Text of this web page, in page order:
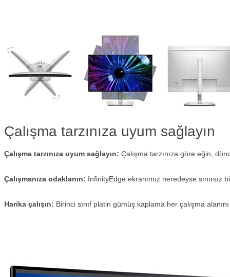
Çalışma tarzınıza uyum sağlayın
Çalışma tarzınıza uyum sağlayın: Çalışma tarzınıza göre eğin,
Çalışmanıza odaklanın: InfinityEdge ekranımız neredeyse sınırsız
Harika çalışın: Birinci sınıf platin gümüş kaplama her çalışma